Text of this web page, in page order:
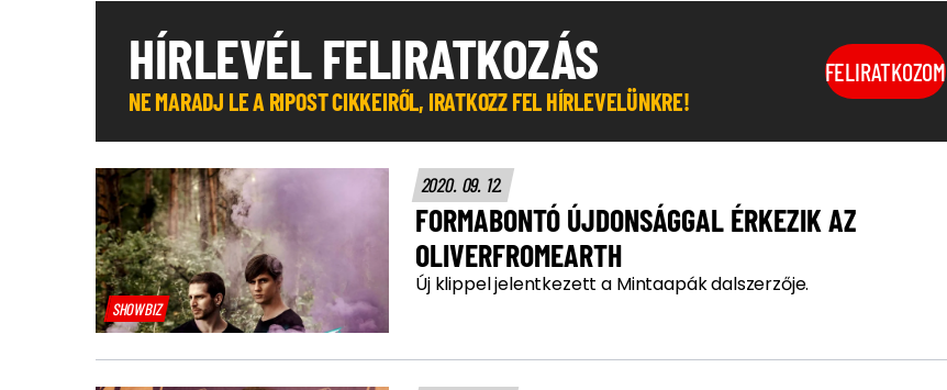
HÍRLEVÉL FELIRATKOZÁS
NE MARADJ LE A RIPOST CIKKEIRŐL, IRATKOZZ FEL HÍRLEVELÜNKRE!
FELIRATKOZOM
SHOWBIZ
2020. 09. 12.
FORMABONTÓ ÚJDONSÁGGAL ÉRKEZIK AZ
OLIVERFROMEARTH
Új klippel jelentkezett a Mintaapák dalszerzője.